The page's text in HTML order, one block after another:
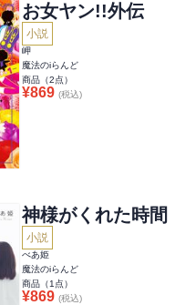
お女ヤン!!外伝
小説
岬
魔法のiらんど
商品（2点）
¥869 (税込)
神様がくれた時間
小説
べあ姫
魔法のiらんど
商品（1 点）
¥869 (税込)